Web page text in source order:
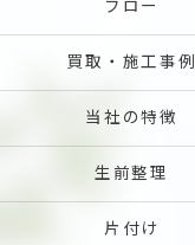
フロー
買取・施工事例
当社の特徴
生前整理
片付け